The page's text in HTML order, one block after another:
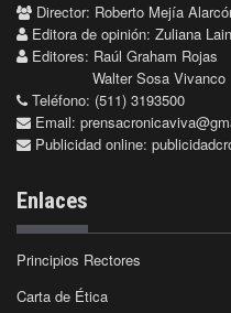
Director: Roberto Mejía
Editora de opinión: Zuliana
Editores: Raúl Graham Rojas
Walter Sosa Vivanco
Teléfono: (511) 3193500
Email:
Publicidad online:
Enlaces
Principios Rectores
Carta de Ética